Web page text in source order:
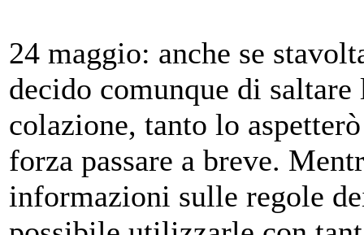
24 maggio: anche se
decido comunque di
colazione, tanto lo
forza passare a breve.
informazioni sulle regole